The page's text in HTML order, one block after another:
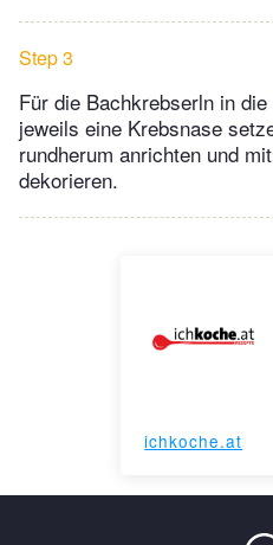
Step 3
Für die Bachkrebserln in
jeweils eine Krebsnase
rundherum anrichten und
dekorieren.
ichkoche.at